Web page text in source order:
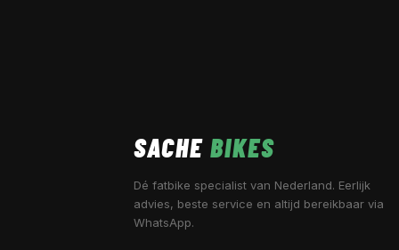
SACHE BIKES
Dé fatbike specialist van Nederland. Eerlijk
advies, beste service en altijd bereikbaar via
WhatsApp.